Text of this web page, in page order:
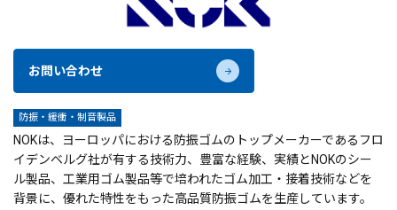
お問い合わせ
防振・緩衝・制音製品
NOKは、ヨーロッパにおける防振ゴムのトップメーカーであるフロ
イデンベルグ社が有する技術力、豊富な経験、実績とNOKのシー
ル製品、工業用ゴム製品等で培われたゴム加工・接着技術などを
背景に、優れた特性をもった高品質防振ゴムを生産しています。